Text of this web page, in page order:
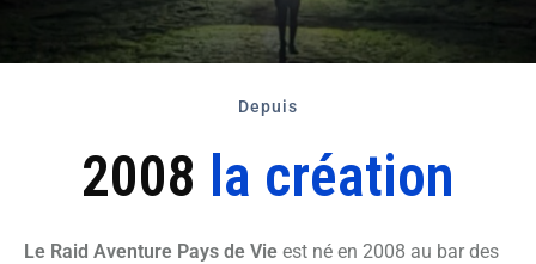
Depuis
2008 la création
Le Raid Aventure Pays de Vie est né en 2008 au bar des